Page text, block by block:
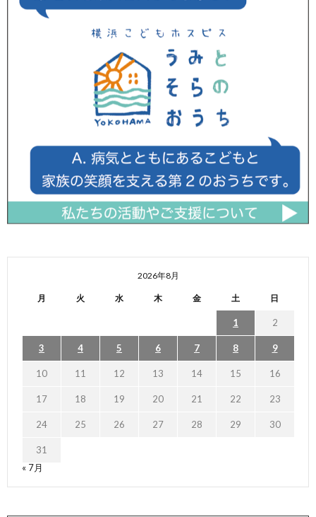
2026年8月
月 火 水 木 金 土 日
1 2
3 4 5 6 7 8 9
10 11 12 13 14 15 16
17 18 19 20 21 22 23
24 25 26 27 28 29 30
31
« 7月